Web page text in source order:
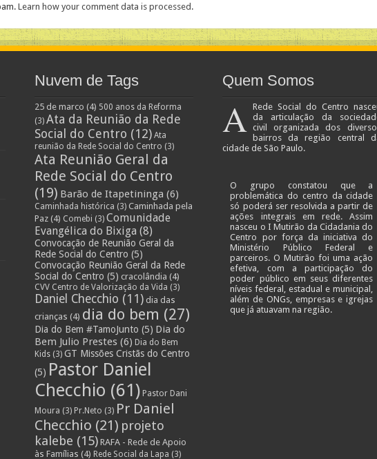
Learn how your comment data is processed.
Nuvem de Tags
25 de marco (4) 500 anos da Reforma
(3) Ata da Reunião da Rede
Social do Centro (12) Ata
reunião da Rede Social do Centro (3)
Ata Reunião Geral da
Rede Social do Centro
(19) Barão de Itapetininga (6)
Caminhada histórica (3) Caminhada pela
Paz (4) Comebi (3) Comunidade
Evangélica do Bixiga (8)
Convocação de Reunião Geral da
Rede Social do Centro (5)
Convocação Reunião Geral da Rede
Social do Centro (5) cracolândia (4)
CVV Centro de Valorização da Vida (3)
Daniel Checchio (11) dia das
crianças (4) dia do bem (27)
Dia do Bem #TamoJunto (5) Dia do
Bem Julio Prestes (6) Dia do Bem
Kids (3) GT Missões Cristãs do Centro
(5) Pastor Daniel
Checchio (61) Pastor Dani
Moura (3) Pr.Neto (3) Pr Daniel
Checchio (21) projeto
kalebe (15) RAFA - Rede de Apoio
às Famílias (4) Rede Social da Lapa (3)
Quem Somos
A Rede Social do Centro
da articulação da
civil organizada dos
bairros da região central
cidade de São Paulo.
O grupo constatou que a
problemática do centro da cidade
só poderá ser resolvida a partir de
ações integrais em rede. Assim
nasceu o I Mutirão da Cidadania do
Centro por força da iniciativa do
Ministério Público Federal e
parceiros. O Mutirão foi uma ação
efetiva, com a participação do
poder público em seus diferentes
níveis federal, estadual e municipal,
além de ONGs, empresas e igrejas
que já atuavam na região.